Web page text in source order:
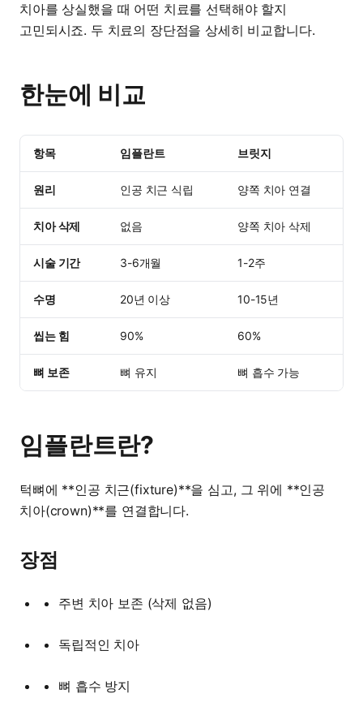
치아를 상실했을 때 어떤 치료를 선택해야 할지
고민되시죠. 두 치료의 장단점을 상세히 비교합니다.
한눈에 비교
항목 임플란트 브릿지
원리 인공 치근 식립 양쪽 치아 연결
치아 삭제 없음 양쪽 치아 삭제
시술 기간 3-6개월 1-2주
수명 20년 이상 10-15년
씹는 힘 90% 60%
뼈 보존 뼈 유지 뼈 흡수 가능
임플란트란?
턱뼈에 **인공 치근(fixture)**을 심고, 그 위에 **인공
치아(crown)**를 연결합니다.
장점
주변 치아 보존 (삭제 없음)
독립적인 치아
뼈 흡수 방지